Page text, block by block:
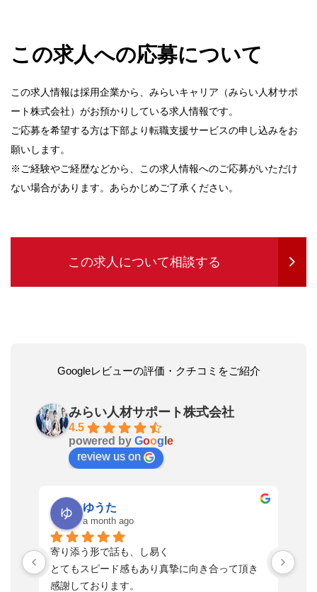
この求人への応募について
この求人情報は採用企業から、みらいキャリア（みらい人材サポ
ート株式会社）がお預かりしている求人情報です。
ご応募を希望する方は下部より転職支援サービスの申し込みをお
願いします。
※ご経験やご経歴などから、この求人情報へのご応募がいただけ
ない場合があります。あらかじめご了承ください。
この求人について相談する
Googleレビューの評価・クチコミをご紹介
みらい人材サポート株式会社
4.5
powered by Goog e
review us on
ゆうた
a month ago
寄り添う形で話も、し易く
とてもスピード感もあり真摯に向き合って頂き
感謝しております。